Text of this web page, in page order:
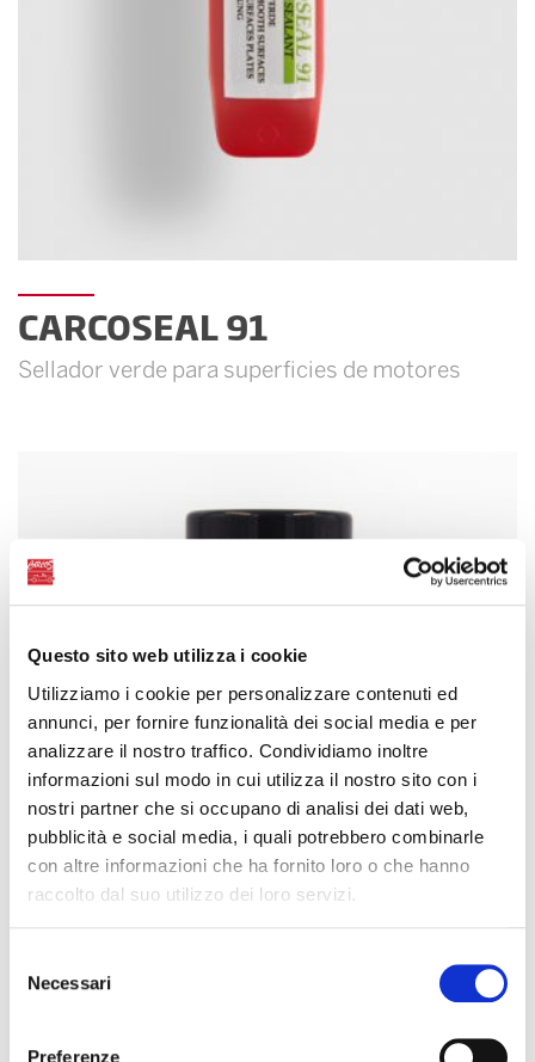
Questo sito web utilizza i cookie
Utilizziamo i cookie per personalizzare contenuti ed
annunci, per fornire funzionalità dei social media e per
analizzare il nostro traffico. Condividiamo inoltre
informazioni sul modo in cui utilizza il nostro sito con i
nostri partner che si occupano di analisi dei dati web,
pubblicità e social media, i quali potrebbero combinarle
con altre informazioni che ha fornito loro o che hanno
raccolto dal suo utilizzo dei loro servizi.
delNecessari
Preferenze
CARCOSEAL 91
Sellador verde para superficies de motores